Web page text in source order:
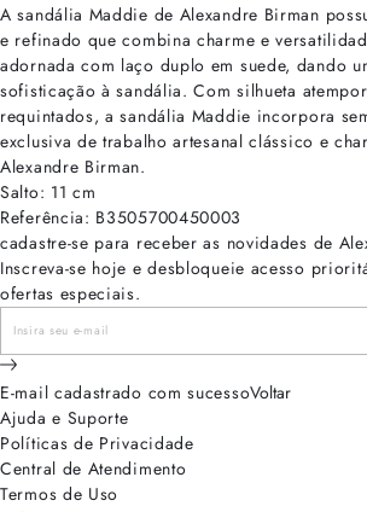
A sandália Maddie de Alexandre Birman
e refinado que combina charme e
adornada com laço duplo em suede, dando
sofisticação à sandália. Com silhueta
requintados, a sandália Maddie incorpora
exclusiva de trabalho artesanal clássico e
Alexandre Birman.
Salto: 11 cm
Referência: B3505700450003
cadastre-se para receber as novidades de
Inscreva-se hoje e desbloqueie acesso
ofertas especiais.
E-mail cadastrado com sucessoVoltar
Ajuda e Suporte
Políticas de Privacidade
Central de Atendimento
Termos de Uso